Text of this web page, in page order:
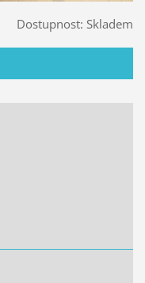
Dostupnost: Skladem